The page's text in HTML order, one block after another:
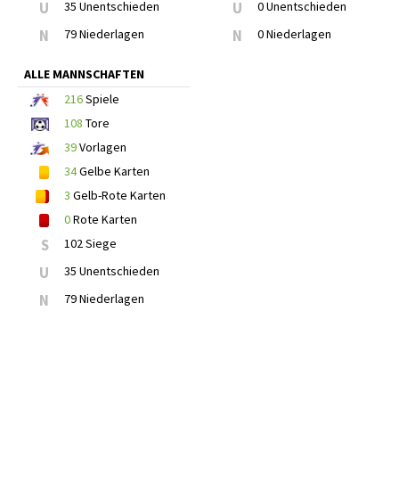
U 35 Unentschieden
N 79 Niederlagen
U 0 Unentschieden
N 0 Niederlagen
ALLE MANNSCHAFTEN
216Spiele
108 Tore
39Vorlagen
34Gelbe Karten
3 Gelb-Rote Karten
0Rote Karten
S 102 Siege
U 35 Unentschieden
N 79 Niederlagen